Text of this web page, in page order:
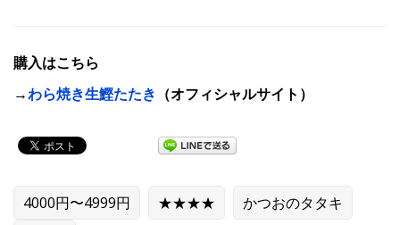
購入はこちら
→わら焼き生鰹たたき （オフィシャルサイト）
4000円〜4999円 ★★★★
かつおのタタキ